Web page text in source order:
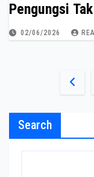
Pengungsi
02/06/2026
Posts
Search